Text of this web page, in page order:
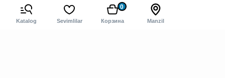
Katalog Sevimlilar Корзина
0
Manzil
Kontaktlar